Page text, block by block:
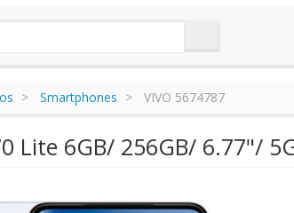
Smartphones VIVO 5674787
Lite 6GB/ 256GB/ 6.77"/